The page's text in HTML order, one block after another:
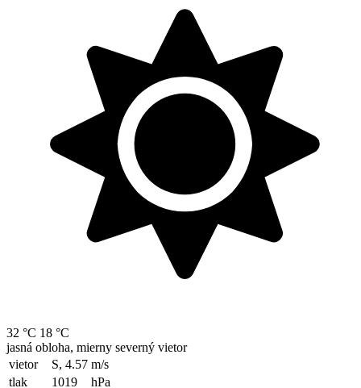
32 °C 18 °C
jasná obloha, mierny severný vietor
vietor
S, 4.57 m/s
tlak
1019 hPa